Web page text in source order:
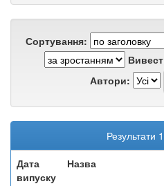
Сортування:
Автори:
Результати
Дата
випуску
Назва